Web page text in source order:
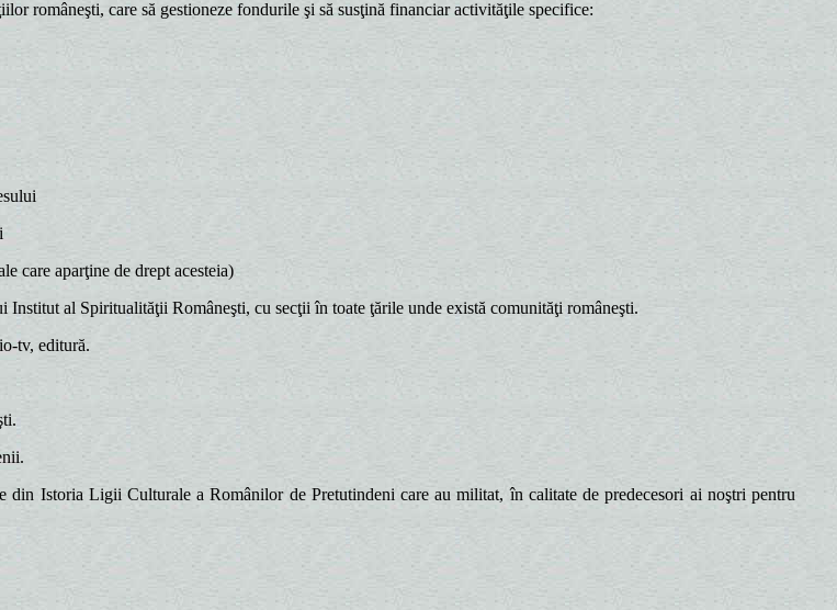
româneşti, care să gestioneze fondurile şi să susţină financiar activităţile specifice:
care aparţine de drept acesteia)
al Spiritualităţii Româneşti, cu secţii în toate ţările unde există comunităţi româneşti.
tv, editură.
Istoria Ligii Culturale a Românilor de Pretutindeni care au militat, în calitate de predecesori ai noştri pentru